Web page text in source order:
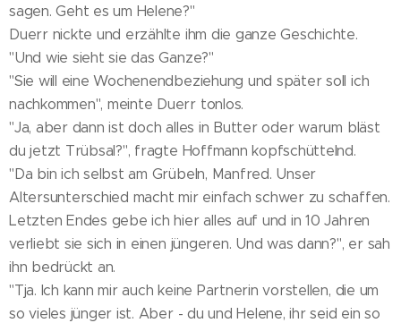
sagen. Geht es um Helene?"
Duerr nickte und erzählte ihm die ganze Geschichte.
"Und wie sieht sie das Ganze?"
"Sie will eine Wochenendbeziehung und später soll ich
nachkommen", meinte Duerr tonlos.
"Ja, aber dann ist doch alles in Butter oder warum bläst
du jetzt Trübsal?", fragte Hoffmann kopfschüttelnd.
"Da bin ich selbst am Grübeln, Manfred. Unser
Altersunterschied macht mir einfach schwer zu schaffen.
Letzten Endes gebe ich hier alles auf und in 10 Jahren
verliebt sie sich in einen jüngeren. Und was dann?", er sah
ihn bedrückt an.
"Tja. Ich kann mir auch keine Partnerin vorstellen, die um
so vieles jünger ist. Aber - du und Helene, ihr seid ein so